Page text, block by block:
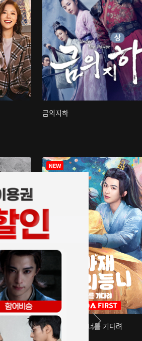
금의지하
아재저리등니 : 너를 기다려